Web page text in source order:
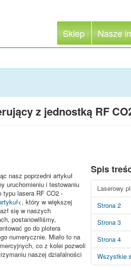
Sklep Nasze
z jednostką RF
Spis
Laserowy
Strona 2
Strona 3
Strona 4
Wszystkie
nasz poprzedni artykuł
uruchomieniu i testowaniu
typu lasera RF CO2 -
<, który w większej
się w naszych
postanowiliśmy,
go do plotera
numerycznie. Miało to na
co z kolei pozwoli
naszej działalności